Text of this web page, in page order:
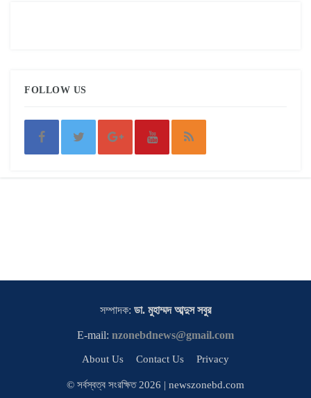
FOLLOW US
সম্পাদক: ডা. মুহাম্মদ আব্দুস সবুর
E-mail: nzonebdnews@gmail.com
About Us Contact Us Privacy
© সর্বস্বত্ব সংরক্ষিত 2026 | newszonebd.com